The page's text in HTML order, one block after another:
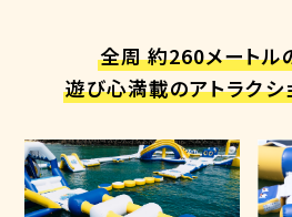
全周 約260メートル
遊び心満載のアトラクシ